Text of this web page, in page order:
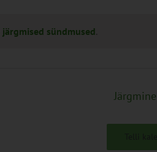
järgmised sündmused